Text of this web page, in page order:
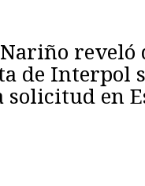
Nariño reveló
de Interpol
solicitud en